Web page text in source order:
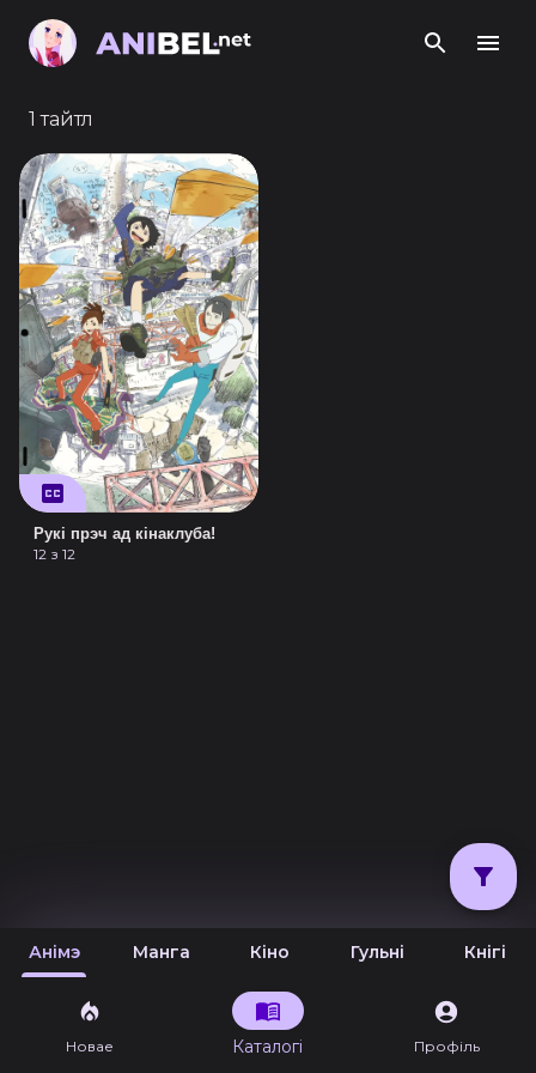
1 тайтл
Рукі прэч ад кінаклуба!
12 з 12
Анімэ Манга Кіно Гульні Кнігі
Новае Каталогі Профіль